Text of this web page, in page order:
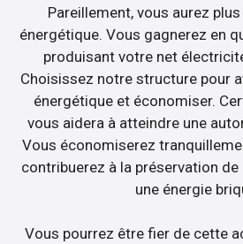
Pareillement, vous aurez
énergétique. Vous gagnerez en
produisant votre net
Choisissez notre structure pour
énergétique et économiser.
vous aidera à atteindre une
Vous économiserez
contribuerez à la préservation
une énergie
Vous pourrez être fier de cette